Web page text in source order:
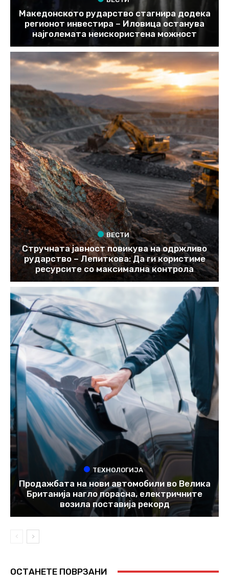
Македонското рударство стагнира додека
регионот инвестира – Иловица останува
најголемата неискористена можност
ВЕСТИ
Стручната јавност повикува на одржливо
рударство – Лепиткова: Да ги користиме
ресурсите со максимална контрола
ТЕХНОЛОГИЈА
Продажбата на нови автомобили во Велика
Британија нагло порасна, електричните
возила поставија рекорд
ОСТАНЕТЕ ПОВРЗАНИ